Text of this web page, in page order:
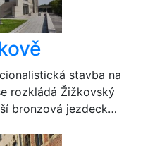
stavba na
rozkládá Žižkovský
bronzová jezdeck…